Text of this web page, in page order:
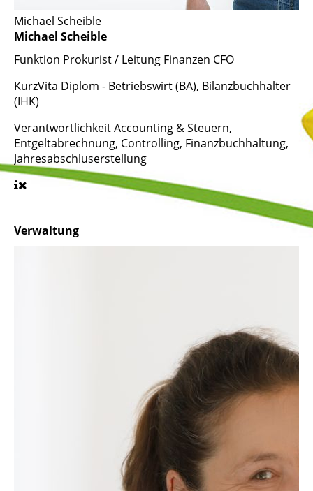
Michael Scheible
Michael Scheible
Funktion Prokurist / Leitung Finanzen CFO
KurzVita Diplom - Betriebswirt (BA), Bilanzbuchhalter
(IHK)
VerantwortlichkeitAccounting & Steuern,
Entgeltabrechnung, Controlling, Finanzbuchhaltung,
Jahresabschluserstellung
Verwaltung